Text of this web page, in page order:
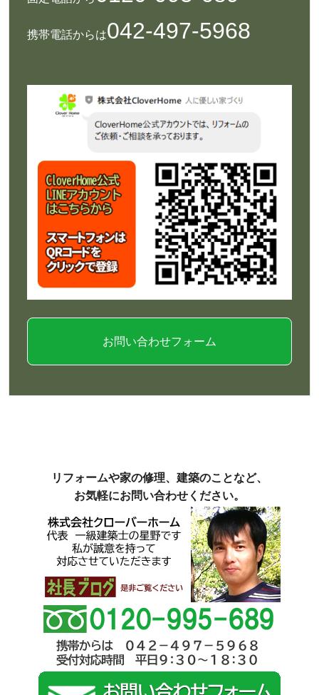
携帯電話からは042-497-5968
お問い合わせフォーム
リフォームや家の修理、建築のことなど、
お気軽にお問い合わせください。